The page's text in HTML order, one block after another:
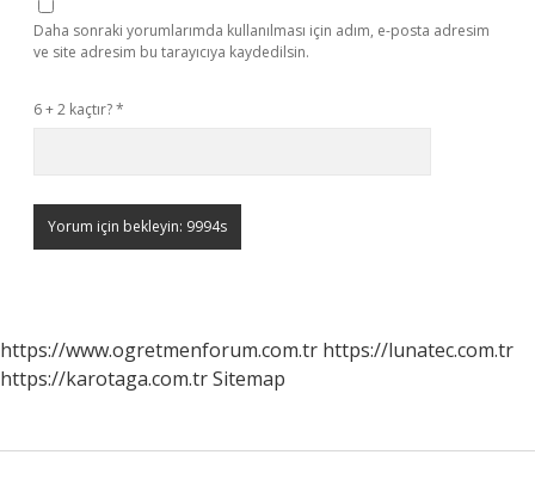
Daha sonraki yorumlarımda kullanılması için adım, e-posta adresim
ve site adresim bu tarayıcıya kaydedilsin.
6 + 2 kaçtır?*
https://www.ogretmenforum.com.tr https://lunatec.com.tr
https://karotaga.com.trSitemap